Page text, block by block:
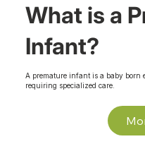
What is a
Infant?
A premature infant is a baby born
requiring specialized care.